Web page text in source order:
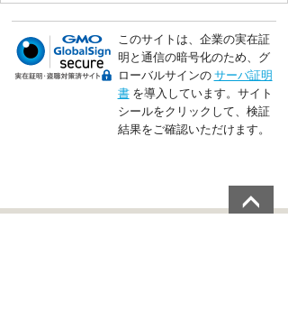
このサイトは、企業の実在証
明と通信の暗号化のため、グ
ローバルサインの サーバ証明
書を導入しています。サイト
シールをクリックして、検証
結果をご確認いただけます。